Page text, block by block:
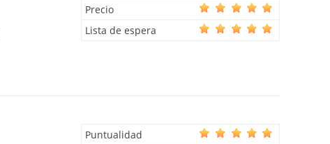
Precio
Lista de espera
Puntualidad